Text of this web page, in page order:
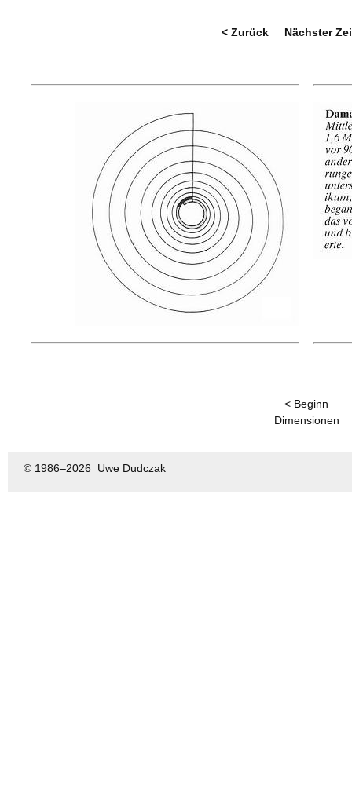
< Zurück Nächster
< Beginn
Dimensionen
© 1986–2026 Uwe Dudczak